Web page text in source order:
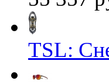
TSL: